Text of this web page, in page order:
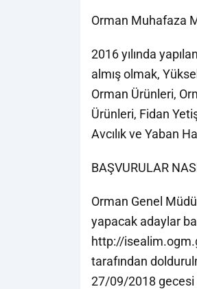
Orman Muhafaza
2016 yılında
almış olmak,
Orman Ürünleri,
Ürünleri, Fidan
Avcılık ve Yaban
BAŞVURULAR
Orman Genel
yapacak adaylar
http://
tarafından
27/09/2018 gecesi